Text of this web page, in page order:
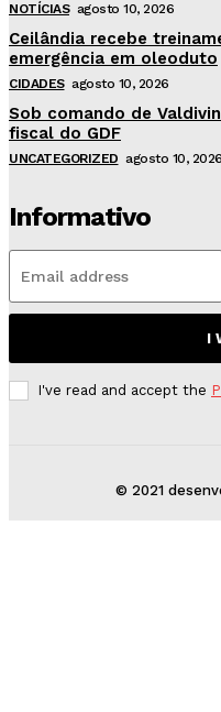
NOTÍCIAS agosto 10, 2026
Ceilândia recebe
emergência em oleoduto
CIDADES agosto 10, 2026
Sob comando de
fiscal do GDF
UNCATEGORIZED agosto 10, 2026
Informativo
I
I've read and accept the
© 2021